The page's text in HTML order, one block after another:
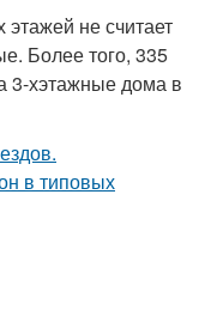
не считает
Более того, 335
3-хэтажные дома в